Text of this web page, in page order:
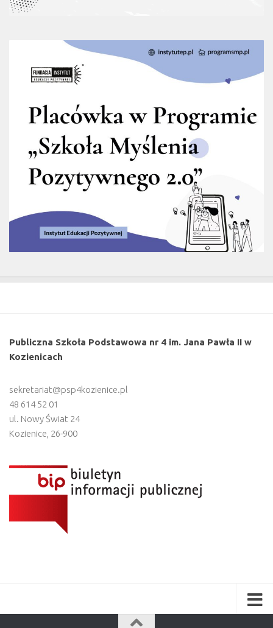
Publiczna Szkoła Podstawowa nr 4 im. Jana Pawła II w
Kozienicach
sekretariat@psp4kozienice.pl
48 614 52 01
ul. Nowy Świat 24
Kozienice 26-900